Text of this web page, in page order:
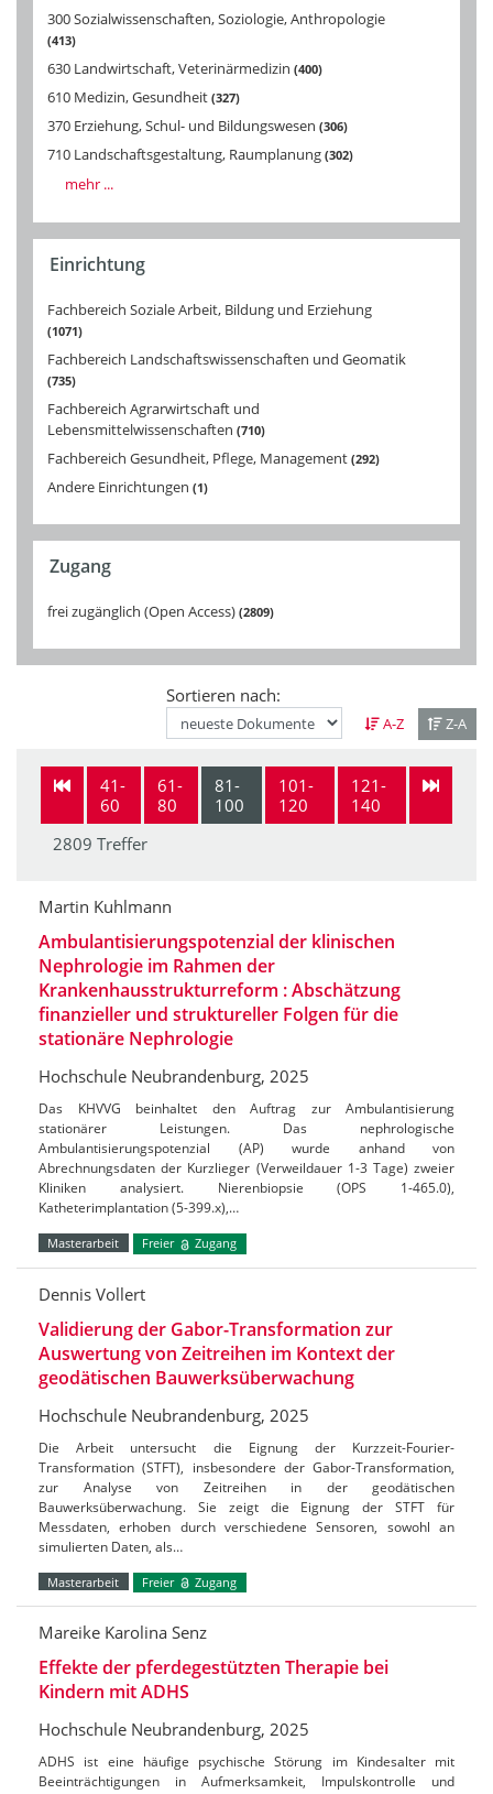
300 Sozialwissenschaften, Soziologie, Anthropologie
413
630 Landwirtschaft, Veterinärmedizin 400
610 Medizin, Gesundheit 327
370 Erziehung, Schul- und Bildungswesen 306
710 Landschaftsgestaltung, Raumplanung 302
mehr ...
Einrichtung
Fachbereich Soziale Arbeit, Bildung und Erziehung
1071
Fachbereich Landschaftswissenschaften und Geomatik
735
Fachbereich Agrarwirtschaft und
Lebensmittelwissenschaften 710
Fachbereich Gesundheit, Pflege, Management 292
Andere Einrichtungen 1
Zugang
frei zugänglich (Open Access) 2809
Sortieren nach:
A-Z Z-A
41-
60
61-
80
81-
100
101-
120
121-
140
2809 Treffer
Martin Kuhlmann
Ambulantisierungspotenzial der klinischen
Nephrologie im Rahmen der
Krankenhausstrukturreform : Abschätzung
finanzieller und struktureller Folgen für die
stationäre Nephrologie
Hochschule Neubrandenburg, 2025
Das KHVVG beinhaltet den Auftrag zur Ambulantisierung
stationärer Leistungen. Das nephrologische
Ambulantisierungspotenzial (AP) wurde anhand von
Abrechnungsdaten der Kurzlieger (Verweildauer 1-3 Tage) zweier
Kliniken analysiert. Nierenbiopsie (OPS 1-465.0),
Katheterimplantation (5-399.x),…
Masterarbeit Freier Zugang
Dennis Vollert
Validierung der Gabor-Transformation zur
Auswertung von Zeitreihen im Kontext der
geodätischen Bauwerksüberwachung
Hochschule Neubrandenburg, 2025
Die Arbeit untersucht die Eignung der Kurzzeit-Fourier-
Transformation (STFT), insbesondere der Gabor-Transformation,
zur Analyse von Zeitreihen in der geodätischen
Bauwerksüberwachung. Sie zeigt die Eignung der STFT für
Messdaten, erhoben durch verschiedene Sensoren, sowohl an
simulierten Daten, als…
Masterarbeit Freier Zugang
Mareike Karolina Senz
Effekte der pferdegestützten Therapie bei
Kindern mit ADHS
Hochschule Neubrandenburg, 2025
ADHS ist eine häufige psychische Störung im Kindesalter mit
Beeinträchtigungen in Aufmerksamkeit, Impulskontrolle und